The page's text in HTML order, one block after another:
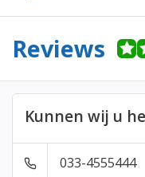
Reviews
Kunnen wij u
033-4555444